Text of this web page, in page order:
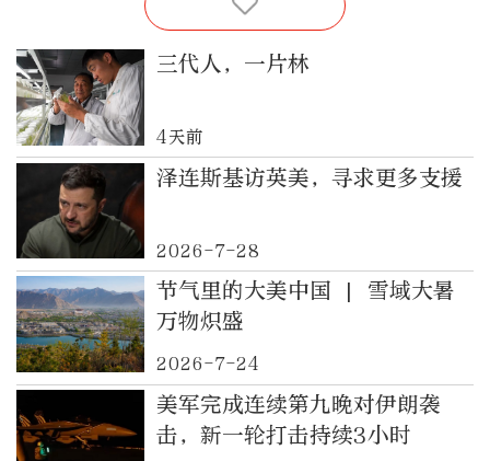
三代人，一片林
4天前
泽连斯基访英美，寻求更多支援
2026-7-28
节气里的大美中国 | 雪域大暑
万物炽盛
2026-7-24
美军完成连续第九晚对伊朗袭
击，新一轮打击持续3小时